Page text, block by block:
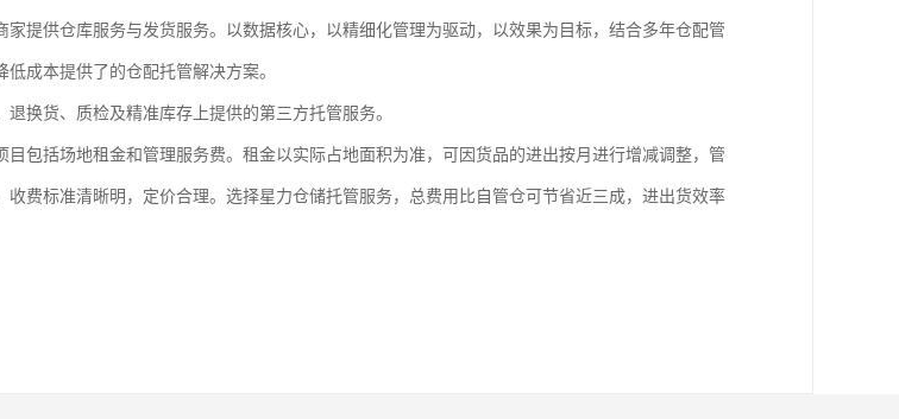
家提供仓库服务与发货服务。以数据核心，以精细化管理为驱动，以效果为目标，结合多年仓配管
成本提供了的仓配托管解决方案。
换货、质检及精准库存上提供的第三方托管服务。
目包括场地租金和管理服务费。租金以实际占地面积为准，可因货品的进出按月进行增减调整，管
收费标准清晰明，定价合理。选择星力仓储托管服务，总费用比自管仓可节省近三成，进出货效率